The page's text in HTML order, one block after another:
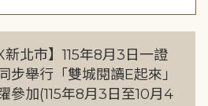
新北市】115年8月3日一證
步舉行「雙城閱讀E起來」
參加(115年8月3日至10月4